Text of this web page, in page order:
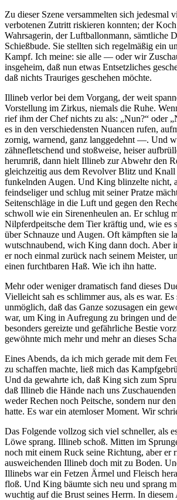
Zu dieser Szene versammelten sich jedesmal
verbotenen Zutritt riskieren konnten; der
Wahrsagerin, der Luftballonmann, sämtliche
Schießbude. Sie stellten sich regelmäßig ein
Kampf. Ich meine: sie alle — oder wir
insgeheim, daß nun etwas Entsetzliches
daß nichts Trauriges geschehen möchte.
Illineb verlor bei dem Vorgang, der weit
Vorstellung im Zirkus, niemals die Ruhe.
rief ihm der Chef nichts zu als: „Nun?“ oder
es in den verschiedensten Nuancen rufen,
zornig, warnend, ganz langgedehnt —. Und
zähnefletschend und stoßweise, heiser
herumriß, dann hielt Illineb zur Abwehr den
gleichzeitig aus dem Revolver Blitz und
funkelnden Augen. Und King blinzelte nicht,
feindseliger und schlug mit seiner Pratze
Seitenschläge in die Luft und gegen den
schwoll wie ein Sirenenheulen an. Er schlug
Nilpferdpeitsche dem Tier kräftig und, wie es
über Schnauze und Augen. Oft kämpften sie
wutschnaubend, wich King dann doch. Aber
er noch einmal zurück nach seinem Meister,
einen furchtbaren Haß. Wie ich ihn hatte.
Mehr oder weniger dramatisch fand dieses
Vielleicht sah es schlimmer aus, als es war.
unmöglich, daß das Ganze sozusagen ein
war, um King in Aufregung zu bringen und
besonders gereizte und gefährliche Bestie
gewöhnte mich mehr und mehr an dieses
Eines Abends, da ich mich gerade mit dem
zu schaffen machte, ließ mich das
Und da gewahrte ich, daß King sich zum
daß Illineb die Hände nach uns
weder Rechen noch Peitsche, sondern nur
hatte. Es war ein atemloser Moment. Wir
Das Folgende vollzog sich viel schneller, als
Löwe sprang. Illineb schoß. Mitten im
noch mit einem Ruck seine Richtung, aber er
ausweichenden Illineb doch mit zu Boden.
Illinebs war ein Fetzen Ärmel und Fleisch
floß. Und King bäumte sich neu und sprang
wuchtig auf die Brust seines Herrn. In